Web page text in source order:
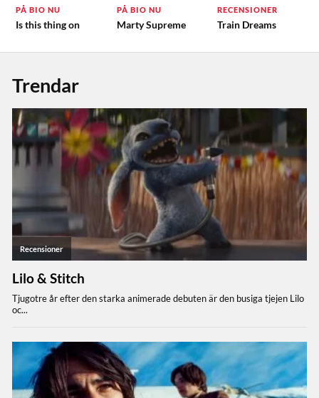
PÅ BIO NU
Is this thing on
PÅ BIO NU
Marty Supreme
RECENSIONER
Train Dreams
Trendar